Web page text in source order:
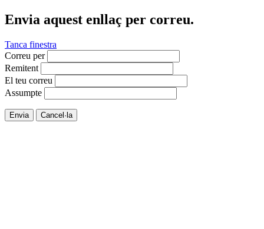
Envia aquest enllaç per correu.
Tanca finestra
Correu per
Remitent
El teu correu
Assumpte
Envia Cancel·la